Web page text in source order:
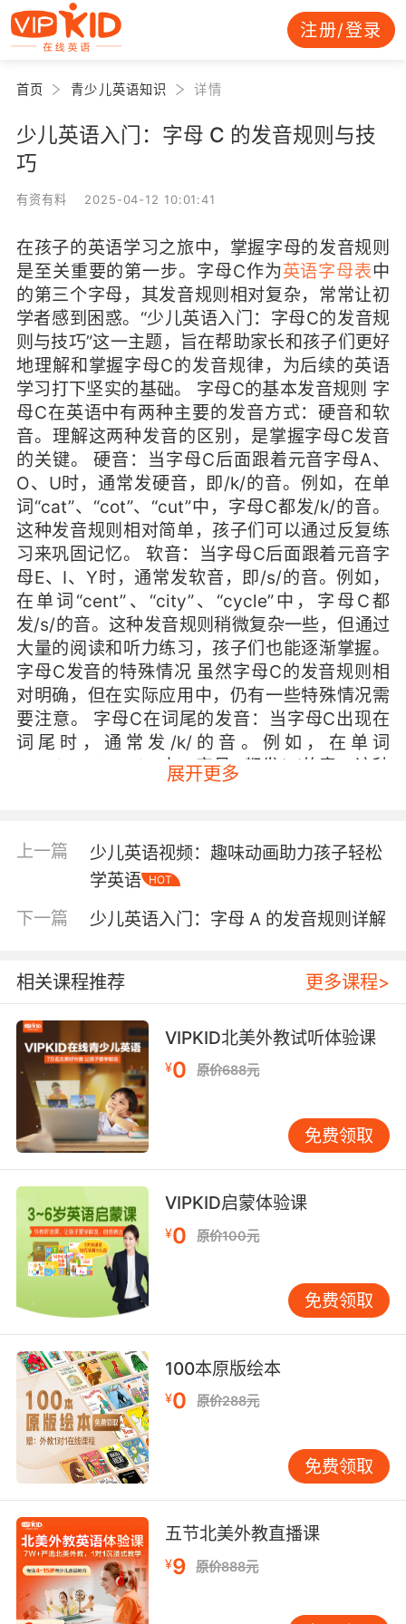
注册/登录
首页 青少儿英语知识 详情
少儿英语入门：字母 C 的发音规则与技
巧
有资有料 2025-04-12 10:01:41
在孩子的英语学习之旅中，掌握字母的发音规则
是至关重要的第一步。字母C作为英语字母表中
的第三个字母，其发音规则相对复杂，常常让初
学者感到困惑。“少儿英语入门：字母C的发音规
则与技巧”这一主题，旨在帮助家长和孩子们更好
地理解和掌握字母C的发音规律，为后续的英语
学习打下坚实的基础。 字母C的基本发音规则 字
母C在英语中有两种主要的发音方式：硬音和软
音。理解这两种发音的区别，是掌握字母C发音
的关键。 硬音：当字母C后面跟着元音字母A、
O、U时，通常发硬音，即/k/的音。例如，在单
词“cat”、“cot”、“cut”中，字母C都发/k/的音。
这种发音规则相对简单，孩子们可以通过反复练
习来巩固记忆。 软音：当字母C后面跟着元音字
母E、I、Y时，通常发软音，即/s/的音。例如，
在单词“cent”、“city”、“cycle”中，字母C都
发/s/的音。这种发音规则稍微复杂一些，但通过
大量的阅读和听力练习，孩子们也能逐渐掌握。
字母C发音的特殊情况 虽然字母C的发音规则相
对明确，但在实际应用中，仍有一些特殊情况需
要注意。 字母C在词尾的发音：当字母C出现在
词尾时，通常发/k/的音。例如，在单词
“music”、“public”中，字母C都发/k/的音。这种
发音规则与硬音的发音规则一致，孩子们可以通
与字母H组合在一起时，通常发/tʃ/的音。例如，
在单词“chair”、“church”中，字母C和H组合都
发/tʃ/的音。这种发音规则与字母C的硬音和软音
发音规则不同，需要孩子们特别注意。 字母C与
字母K的组合：当字母C与字母K组合在一起时，
中，字母C和K组合都发/k/的音。这种发音规则与
字母C的硬音发音规则一致，孩子们可以通过类
比来理解。 字母C发音的技巧 掌握字母C的发音
规则后，如何在实际应用中灵活运用这些规则，
是孩子们需要进一步学习的技巧。 多听多读：通
过大量的听力和阅读练习，孩子们可以逐渐熟悉
字母C的发音规则。家长可以为孩子们选择适合
的英语读物，鼓励他们大声朗读，帮助他们巩固
发音。 发音对比：将字母C的硬音和软音进行对
比练习，可以帮助孩子们更好地理解这两种发音
的区别。例如，可以让孩子分别朗读“cat”和
“cent”，感受字母C在不同单词中的发音变化。
发音游戏：通过设计有趣的发音游戏，可以激发
孩子们的学习兴趣。例如，可以让孩子找出单词
中发/k/音和/s/音的字母C，或者让他们根据发音
规则拼读新单词。 发音纠错：在孩子发音错误
时，家长应及时纠正，并给予正确的示范。通过
反复的纠正和练习，孩子们可以逐渐掌握字母C
的正确发音。 字母C发音的常见误区 在学习字母
C的发音过程中，孩子们可能会遇到一些常见的
误区，家长需要特别注意。 混淆硬音和软音：有
些孩子可能会混淆字母C的硬音和软音发音规
则，导致发音错误。家长可以通过反复练习和对
比，帮助孩子们区分这两种发音。 忽略特殊情
况：有些孩子可能会忽略字母C在词尾或与字母
H、K组合时的特殊发音规则，导致发音错误。家
长可以通过举例和练习，帮助孩子们理解这些特
殊情况。 发音不准确：有些孩子可能会因为发音
展开更多
上一篇
少儿英语视频：趣味动画助力孩子轻松
学英语
HOT
下一篇 少儿英语入门：字母 A 的发音规则详解
相关课程推荐 更多课程>
VIPKID北美外教试听体验课
¥0 原价688元
免费领取
VIPKID启蒙体验课
¥0 原价100元
免费领取
100本原版绘本
¥0 原价288元
免费领取
五节北美外教直播课
¥9 原价888元